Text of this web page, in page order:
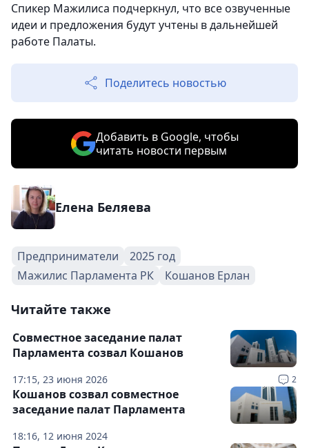
Спикер Мажилиса подчеркнул, что все озвученные
идеи и предложения будут учтены в дальнейшей
работе Палаты.
Поделитесь новостью
Добавить в Google, чтобы
читать новости первым
Елена Беляева
Предприниматели
2025 год
Мажилис Парламента РК
Кошанов Ерлан
Читайте также
17:15, 23 июня 2026 2
Совместное заседание палат
Парламента созвал Кошанов
18:16, 12 июня 2024
Кошанов созвал совместное
заседание палат Парламента